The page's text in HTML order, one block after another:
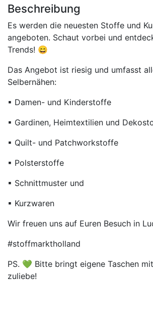
Beschreibung
Es werden die neuesten Stoffe und
angeboten. Schaut vorbei und
Trends! 😄
Das Angebot ist riesig und umfasst
Selbernähen:
▪ Damen- und Kinderstoffe
▪ Gardinen, Heimtextilien und
▪ Quilt- und Patchworkstoffe
▪ Polsterstoffe
▪ Schnittmuster und
▪ Kurzwaren
Wir freuen uns auf Euren Besuch in
#stoffmarktholland
PS. 💚 Bitte bringt eigene Taschen
zuliebe!